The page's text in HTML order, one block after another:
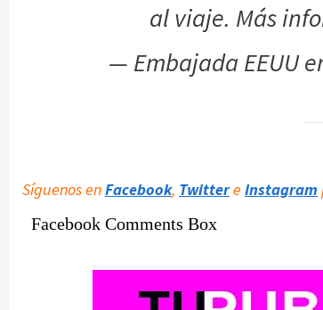
al viaje. Más
— Embajada EEUU
Síguenos enFacebook, Twittere Instagram
Facebook Comments Box